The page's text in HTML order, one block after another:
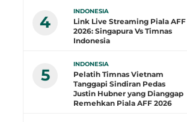
4
INDONESIA
Link Live Streaming Piala AFF
2026: Singapura Vs Timnas
Indonesia
5
INDONESIA
Pelatih Timnas Vietnam
Tanggapi Sindiran Pedas
Justin Hubner yang Dianggap
Remehkan Piala AFF 2026